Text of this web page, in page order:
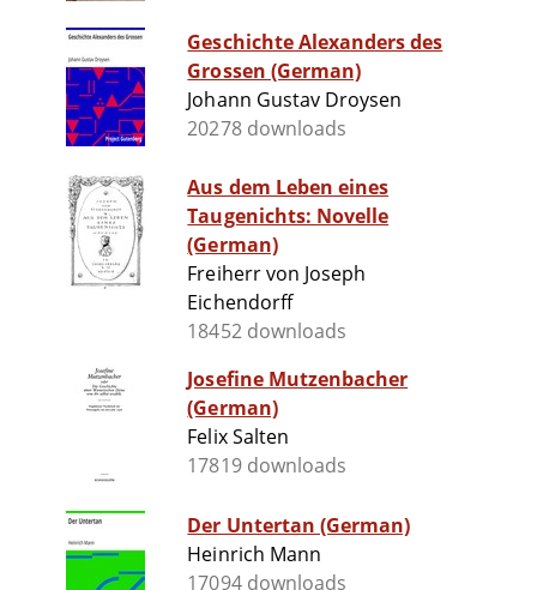
Geschichte Alexanders des
Grossen (German)
Johann Gustav Droysen
20278 downloads
Aus dem Leben eines
Taugenichts: Novelle
(German)
Freiherr von Joseph
Eichendorff
18452 downloads
Josefine Mutzenbacher
(German)
Felix Salten
17819 downloads
Der Untertan (German)
Heinrich Mann
17094 downloads